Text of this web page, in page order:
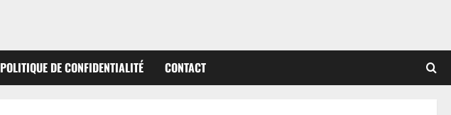
POLITIQUE DE CONFIDENTIALITÉ CONTACT